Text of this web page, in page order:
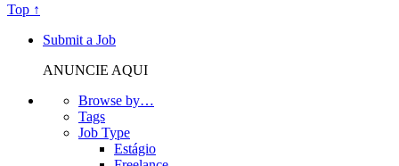
Top ↑
Submit a Job
ANUNCIE AQUI
Browse by…
Tags
Job Type
Estágio